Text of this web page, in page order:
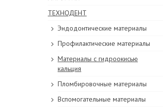
ТЕХНОДЕНТ
Эндодонтические материалы
Профилактические материалы
Материалы с гидроокисью
кальция
Пломбировочные материалы
Вспомогательные материалы